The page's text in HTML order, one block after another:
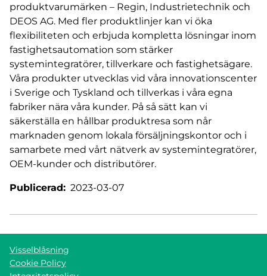
produktvarumärken – Regin, Industrietechnik och
DEOS AG. Med fler produktlinjer kan vi öka
flexibiliteten och erbjuda kompletta lösningar inom
fastighetsautomation som stärker
systemintegratörer, tillverkare och fastighetsägare.
Våra produkter utvecklas vid våra innovationscenter
i Sverige och Tyskland och tillverkas i våra egna
fabriker nära våra kunder. På så sätt kan vi
säkerställa en hållbar produktresa som når
marknaden genom lokala försäljningskontor och i
samarbete med vårt nätverk av systemintegratörer,
OEM-kunder och distributörer.
Publicerad: 2023-03-07
Visselblåsning
Cookie Policy